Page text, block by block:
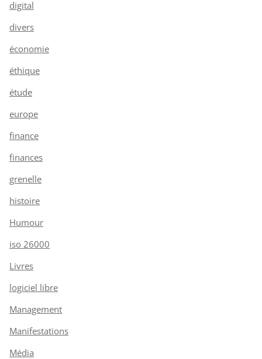
digital
divers
économie
éthique
étude
europe
finance
finances
grenelle
histoire
Humour
iso 26000
Livres
logiciel libre
Management
Manifestations
Média